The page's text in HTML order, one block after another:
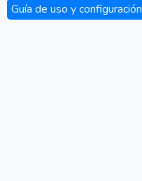
Guía de uso y configuración